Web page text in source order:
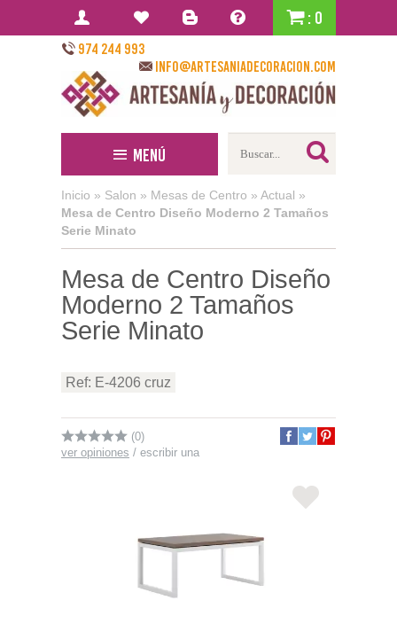
: 0
974 244 993
info@artesaniadecoracion.com
Menú
Inicio » Salon » Mesas de Centro » Actual »
Mesa de Centro Diseño Moderno 2 Tamaños
Serie Minato
Mesa de Centro Diseño
Moderno 2 Tamaños
Serie Minato
Ref: E-4206 cruz
(0)
ver opiniones / escribir una